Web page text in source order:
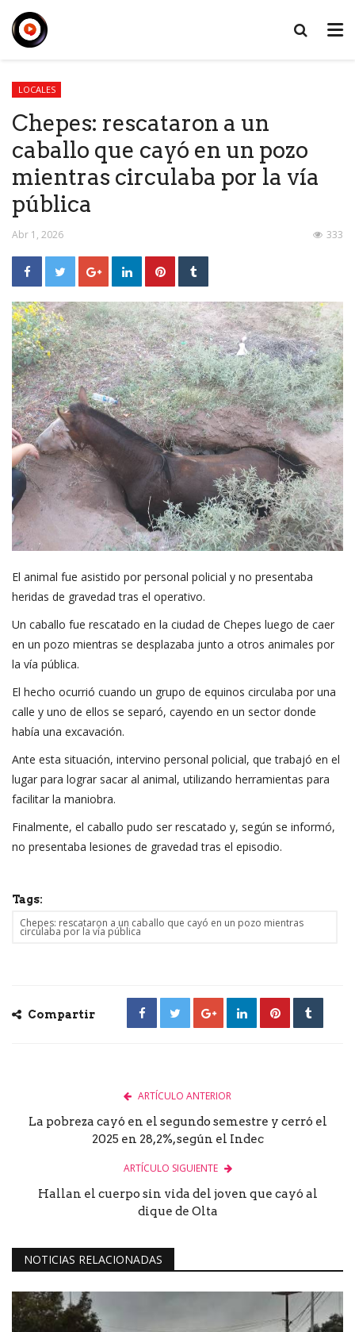
LOCALES
Chepes: rescataron a un
caballo que cayó en un pozo
mientras circulaba por la vía
pública
Abr 1, 2026 333
El animal fue asistido por personal policial y no presentaba
heridas de gravedad tras el operativo.
Un caballo fue rescatado en la ciudad de Chepes luego de caer
en un pozo mientras se desplazaba junto a otros animales por
la vía pública.
El hecho ocurrió cuando un grupo de equinos circulaba por una
calle y uno de ellos se separó, cayendo en un sector donde
había una excavación.
Ante esta situación, intervino personal policial, que trabajó en el
lugar para lograr sacar al animal, utilizando herramientas para
facilitar la maniobra.
Finalmente, el caballo pudo ser rescatado y, según se informó,
no presentaba lesiones de gravedad tras el episodio.
Tags:
Chepes: rescataron a un caballo que cayó en un pozo mientras
circulaba por la vía pública
Compartir
ARTÍCULO ANTERIOR
La pobreza cayó en el segundo semestre y cerró el
2025 en 28,2%, según el Indec
ARTÍCULO SIGUIENTE
Hallan el cuerpo sin vida del joven que cayó al
dique de Olta
NOTICIAS RELACIONADAS